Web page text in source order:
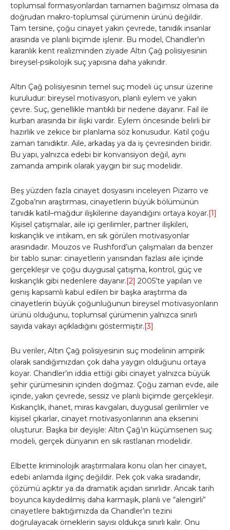
toplumsal formasyonlardan tamamen bağımsız olmasa da
doğrudan makro-toplumsal çürümenin ürünü değildir.
Tam tersine, çoğu cinayet yakın çevrede, tanıdık insanlar
arasında ve planlı biçimde işlenir. Bu model, Chandler’ın
karanlık kent realizminden ziyade Altın Çağ polisiyesinin
bireysel-psikolojik suç yapısına daha yakındır.
Altın Çağ polisiyesinin temel suç modeli üç unsur üzerine
kuruludur: bireysel motivasyon, planlı eylem ve yakın
çevre. Suç, genellikle mantıklı bir nedene dayanır. Fail ile
kurban arasında bir ilişki vardır. Eylem öncesinde belirli bir
hazırlık ve zekice bir planlama söz konusudur. Katil çoğu
zaman tanıdıktır. Aile, arkadaş ya da iş çevresinden biridir.
Bu yapı, yalnızca edebi bir konvansiyon değil, aynı
zamanda ampirik olarak yaygın bir suç modelidir.
Beş yüzden fazla cinayet dosyasını inceleyen Pizarro ve
Zgoba’nın araştırması, cinayetlerin büyük bölümünün
tanıdık katil–mağdur ilişkilerine dayandığını ortaya koyar.[1]
Kişisel çatışmalar, aile içi gerilimler, partner ilişkileri,
kıskançlık ve intikam, en sık görülen motivasyonlar
arasındadır. Mouzos ve Rushford’un çalışmaları da benzer
bir tablo sunar: cinayetlerin yarısından fazlası aile içinde
gerçekleşir ve çoğu duygusal çatışma, kontrol, güç ve
kıskançlık gibi nedenlere dayanır.[2] 2005’te yapılan ve
geniş kapsamlı kabul edilen bir başka araştırma da
cinayetlerin büyük çoğunluğunun bireysel motivasyonların
ürünü olduğunu, toplumsal çürümenin yalnızca sınırlı
sayıda vakayı açıkladığını göstermiştir.[3]
Bu veriler, Altın Çağ polisiyesinin suç modelinin ampirik
olarak sandığımızdan çok daha yaygın olduğunu ortaya
koyar. Chandler’ın iddia ettiği gibi cinayet yalnızca büyük
şehir çürümesinin içinden doğmaz. Çoğu zaman evde, aile
içinde, yakın çevrede, sessiz ve planlı biçimde gerçekleşir.
Kıskançlık, ihanet, miras kavgaları, duygusal gerilimler ve
kişisel çıkarlar, cinayet motivasyonlarının ana eksenini
oluşturur. Başka bir deyişle: Altın Çağ’ın küçümsenen suç
modeli, gerçek dünyanın en sık rastlanan modelidir.
Elbette kriminolojik araştırmalara konu olan her cinayet,
edebi anlamda ilginç değildir. Pek çok vaka sıradandır,
çözümü açıktır ya da dramatik açıdan sınırlıdır. Ancak tarih
boyunca kaydedilmiş daha karmaşık, planlı ve “alengirli”
cinayetlere baktığımızda da Chandler’ın tezini
doğrulayacak örneklerin sayısı oldukça sınırlı kalır. Onu